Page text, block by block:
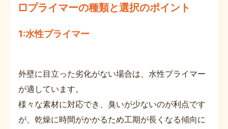
□プライマーの種類と選択のポイント
1:水性プライマー
外壁に目立った劣化がない場合は、水性プライマー
が適しています。
様々な素材に対応でき、臭いが少ないのが利点です
が、乾燥に時間がかかるため工期が長くなる傾向に